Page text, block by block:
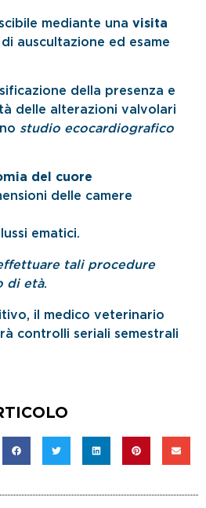
mediante una visita
auscultazione ed esame
della presenza e
delle alterazioni valvolari
studio ecocardiografico
del cuore
delle camere
ematici.
tali procedure
di età.
il medico veterinario
controlli seriali semestrali